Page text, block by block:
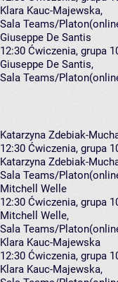
Klara Kauc-Majewska,
Sala Teams/
Giuseppe De Santis
12:30 Ćwiczenia, grupa
Giuseppe De Santis,
Sala Teams/
Katarzyna Zdebiak-
12:30 Ćwiczenia, grupa
Katarzyna Zdebiak-
Sala Teams/
Mitchell Welle
12:30 Ćwiczenia, grupa
Mitchell Welle,
Sala Teams/
Klara Kauc-Majewska
12:30 Ćwiczenia, grupa
Klara Kauc-Majewska,